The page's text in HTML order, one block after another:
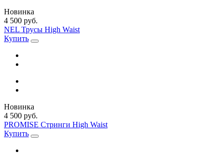
Новинка
4 500 руб.
NEL Трусы High Waist
Купить
Новинка
4 500 руб.
PROMISE Стринги High Waist
Купить